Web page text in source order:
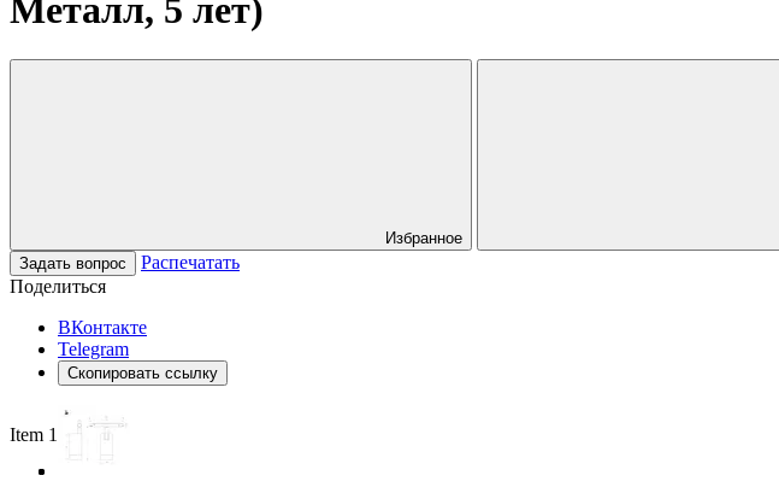
Металл, 5 лет)
Избранное
Задать вопрос
Распечатать
Поделиться
ВКонтакте
Telegram
Скопировать ссылку
Item 1 of 3